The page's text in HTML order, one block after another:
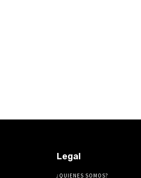
Legal
¿QUIENES SOMOS?